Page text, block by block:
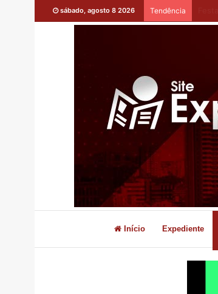
sábado, agosto 8 2026 Tendência
Início Expediente